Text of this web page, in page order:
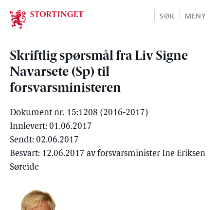
Stortinget.no
SØK MENY
Skriftlig spørsmål fra Liv Signe
Navarsete (Sp) til
forsvarsministeren
Dokument nr. 15:1208 (2016-2017)
Innlevert: 01.06.2017
Sendt: 02.06.2017
Besvart: 12.06.2017 av forsvarsminister Ine Eriksen
Søreide